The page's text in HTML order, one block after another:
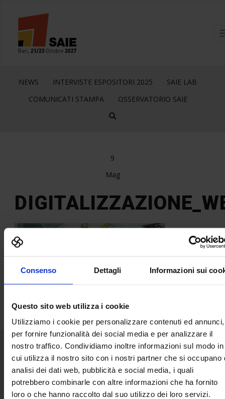
Consenso Dettagli Informazioni sui
Questo sito web utilizza i cookie
Utilizziamo i cookie per personalizzare contenuti ed annunci,
per fornire funzionalità dei social media e per analizzare il
nostro traffico. Condividiamo inoltre informazioni sul modo in
cui utilizza il nostro sito con i nostri partner che si occupano
analisi dei dati web, pubblicità e social media, i quali
potrebbero combinarle con altre informazioni che ha fornito
loro o che hanno raccolto dal suo utilizzo dei loro servizi.
NEWS INTERVISTE ESPOSITORI 2025
SAIE LAB
COMUNICATI STAMPA
OSSERVATORIO SAIE
9
Mag
Senaf srl
Via Eritrea 21/A
20157 | Milano | Italia